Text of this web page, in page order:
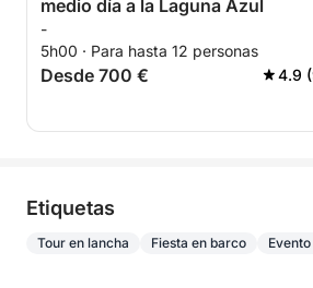
medio día a la Laguna Azul
-
5h00 · Para hasta 12 personas
Desde 700 € 4.9
Etiquetas
Tour en lancha Fiesta en barco